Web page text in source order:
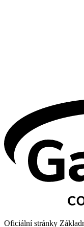
Oficiální stránky